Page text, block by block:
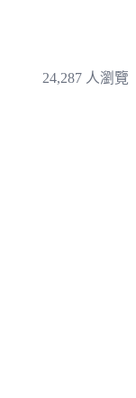
24,287 人瀏覽